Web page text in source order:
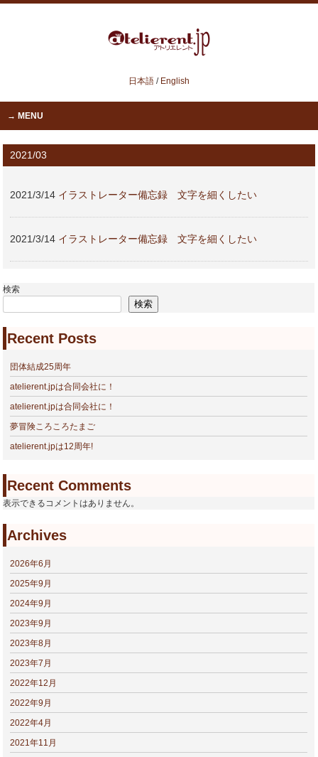
日本語 / English
MENU
2021/03
2021/3/14 イラストレーター備忘録 文字を細くしたい
2021/3/14 イラストレーター備忘録 文字を細くしたい
検索
検索
Recent Posts
団体結成25周年
atelierent.jpは合同会社に！
atelierent.jpは合同会社に！
夢冒険ころころたまご
atelierent.jpは12周年!
Recent Comments
表示できるコメントはありません。
Archives
2026年6月
2025年9月
2024年9月
2023年9月
2023年8月
2023年7月
2022年12月
2022年9月
2022年4月
2021年11月